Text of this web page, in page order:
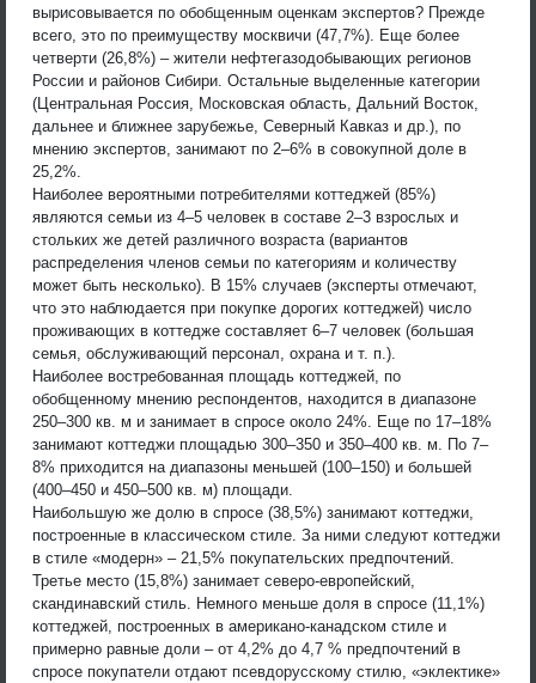
вырисовывается по обобщенным оценкам экспертов? Прежде
всего, это по преимуществу москвичи (47,7%). Еще более
четверти (26,8%) – жители нефтегазодобывающих регионов
России и районов Сибири. Остальные выделенные категории
(Центральная Россия, Московская область, Дальний Восток,
дальнее и ближнее зарубежье, Северный Кавказ и др.), по
мнению экспертов, занимают по 2–6% в совокупной доле в
25,2%.
Наиболее вероятными потребителями коттеджей (85%)
являются семьи из 4–5 человек в составе 2–3 взрослых и
стольких же детей различного возраста (вариантов
распределения членов семьи по категориям и количеству
может быть несколько). В 15% случаев (эксперты отмечают,
что это наблюдается при покупке дорогих коттеджей) число
проживающих в коттедже составляет 6–7 человек (большая
семья, обслуживающий персонал, охрана и т. п.).
Наиболее востребованная площадь коттеджей, по
обобщенному мнению респондентов, находится в диапазоне
250–300 кв. м и занимает в спросе около 24%. Еще по 17–18%
занимают коттеджи площадью 300–350 и 350–400 кв. м. По 7–
8% приходится на диапазоны меньшей (100–150) и большей
(400–450 и 450–500 кв. м) площади.
Наибольшую же долю в спросе (38,5%) занимают коттеджи,
построенные в классическом стиле. За ними следуют коттеджи
в стиле «модерн» – 21,5% покупательских предпочтений.
Третье место (15,8%) занимает северо-европейский,
скандинавский стиль. Немного меньше доля в спросе (11,1%)
коттеджей, построенных в американо-канадском стиле и
примерно равные доли – от 4,2% до 4,7 % предпочтений в
спросе покупатели отдают псевдорусскому стилю, «эклектике»